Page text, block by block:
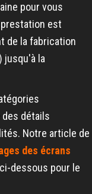
pour vous
est
de la fabrication
jusqu'à la
détails
Notre article de
des écrans
dessous pour le